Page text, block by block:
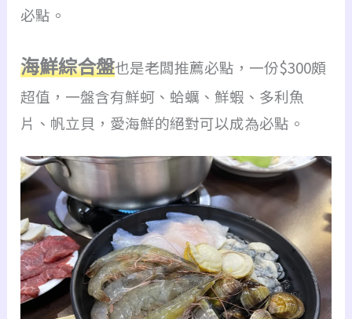
必點。
海鮮綜合盤也是老闆推薦必點，一份$300頗
超值，一盤含有鮮蚵、蛤蠣、鮮蝦、多利魚
片、帆立貝，愛海鮮的絕對可以成為必點。